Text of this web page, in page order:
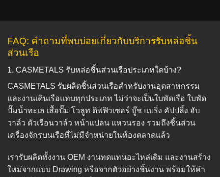
FAQ: คำถามที่พบบ่อยเกี่ยวกับบริการรับหล่อชิ้น
ส่วนเรือ
1. CASMETALS รับหล่อชิ้นส่วนเรือประเภทใดบ้าง?
CASMETALS รับผลิตชิ้นส่วนเรือสำหรับงานอุตสาหกรรม
และงานเดินเรือแทบทุกประเภท ไม่ว่าจะเป็นใบพัดเรือ ใบพัด
ปั๊มน้ำทะเล เสื้อปั๊ม โวลูท ดิฟฟิวเซอร์ บู๊ช แบริ่ง คัปปลิ้ง ฮับ
วาล์ว ตัวเรือนวาล์ว หน้าแปลน แหวนรอง รวมถึงชิ้นส่วน
เครื่องจักรบนเรือที่ไม่มีจำหน่ายในท้องตลาดแล้ว
เรารับผลิตทั้งงาน OEM งานทดแทนอะไหล่เดิม และงานสร้าง
ใหม่จากแบบ Drawing หรือจากตัวอย่างชิ้นงาน พร้อมให้คำ